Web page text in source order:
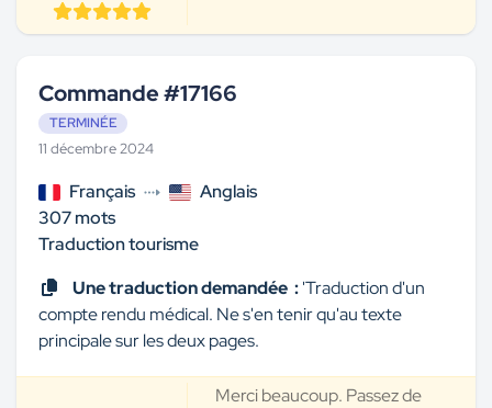
Commande #17166
TERMINÉE
11 décembre 2024
Français
Anglais
307 mots
Traduction tourisme
Une traduction demandée :'Traduction d'un
compte rendu médical. Ne s'en tenir qu'au texte
principale sur les deux pages.
Merci beaucoup. Passez de